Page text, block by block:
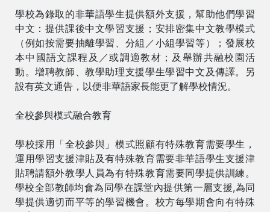
學校為錄取的非華語學生提供額外支援，幫助他們學習
中文：提供課後中文學習支援；安排密集中文教學模式
（例如按需要抽離學習、分組／小組學習等）；發展校
本中國語文課程及／或調適教材；及舉辦共融校園活
動。增聘教師、教學助理支援學生學習中文及傳譯。另
設有英文通告，以便非華語家長能更了解學校情況。
全校參與模式融合教育
學校採用「全校參與」模式照顧有特殊教育需要學生，
運用學習支援津貼及有特殊教育需要非華語學生支援津
貼聘請額外教學人員為有特殊教育需要同學提供訓練。
學校全部教師均會為同學在課堂內提供第一層支援,為同
學提供適切而平等的學習機會。校方每學期會向有特殊